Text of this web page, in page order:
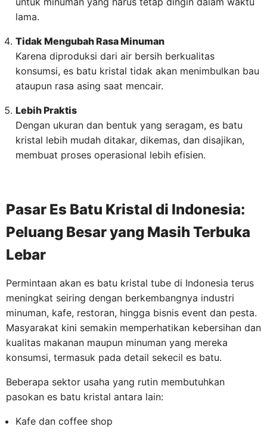
lama.
Tidak Mengubah Rasa Minuman
Karena diproduksi dari air bersih berkualitas
konsumsi, es batu kristal tidak akan menimbulkan bau
ataupun rasa asing saat mencair.
Lebih Praktis
Dengan ukuran dan bentuk yang seragam, es batu
kristal lebih mudah ditakar, dikemas, dan disajikan,
membuat proses operasional lebih efisien.
Pasar Es Batu Kristal di Indonesia:
Peluang Besar yang Masih Terbuka
Lebar
Permintaan akan es batu kristal tube di Indonesia terus
meningkat seiring dengan berkembangnya industri
minuman, kafe, restoran, hingga bisnis event dan pesta.
Masyarakat kini semakin memperhatikan kebersihan dan
kualitas makanan maupun minuman yang mereka
konsumsi, termasuk pada detail sekecil es batu.
Beberapa sektor usaha yang rutin membutuhkan
pasokan es batu kristal antara lain:
Kafe dan coffee shop